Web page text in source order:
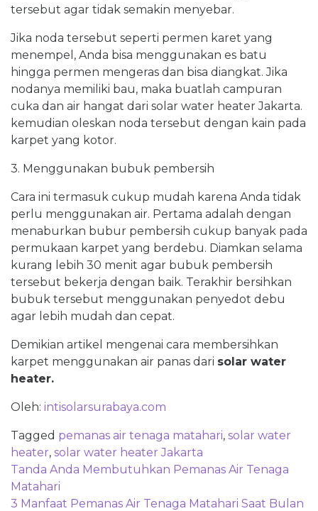
tersebut agar tidak semakin menyebar.
Jika noda tersebut seperti permen karet yang
menempel, Anda bisa menggunakan es batu
hingga permen mengeras dan bisa diangkat. Jika
nodanya memiliki bau, maka buatlah campuran
cuka dan air hangat dari solar water heater Jakarta.
kemudian oleskan noda tersebut dengan kain pada
karpet yang kotor.
3. Menggunakan bubuk pembersih
Cara ini termasuk cukup mudah karena Anda tidak
perlu menggunakan air. Pertama adalah dengan
menaburkan bubur pembersih cukup banyak pada
permukaan karpet yang berdebu. Diamkan selama
kurang lebih 30 menit agar bubuk pembersih
tersebut bekerja dengan baik. Terakhir bersihkan
bubuk tersebut menggunakan penyedot debu
agar lebih mudah dan cepat.
Demikian artikel mengenai cara membersihkan
karpet menggunakan air panas dari solar water
heater.
Oleh: intisolarsurabaya.com
Tagged pemanas air tenaga matahari, solar water
heater, solar water heater Jakarta
Post
navigation
Tanda Anda Membutuhkan Pemanas Air Tenaga
Matahari
3 Manfaat Pemanas Air Tenaga Matahari Saat Bulan